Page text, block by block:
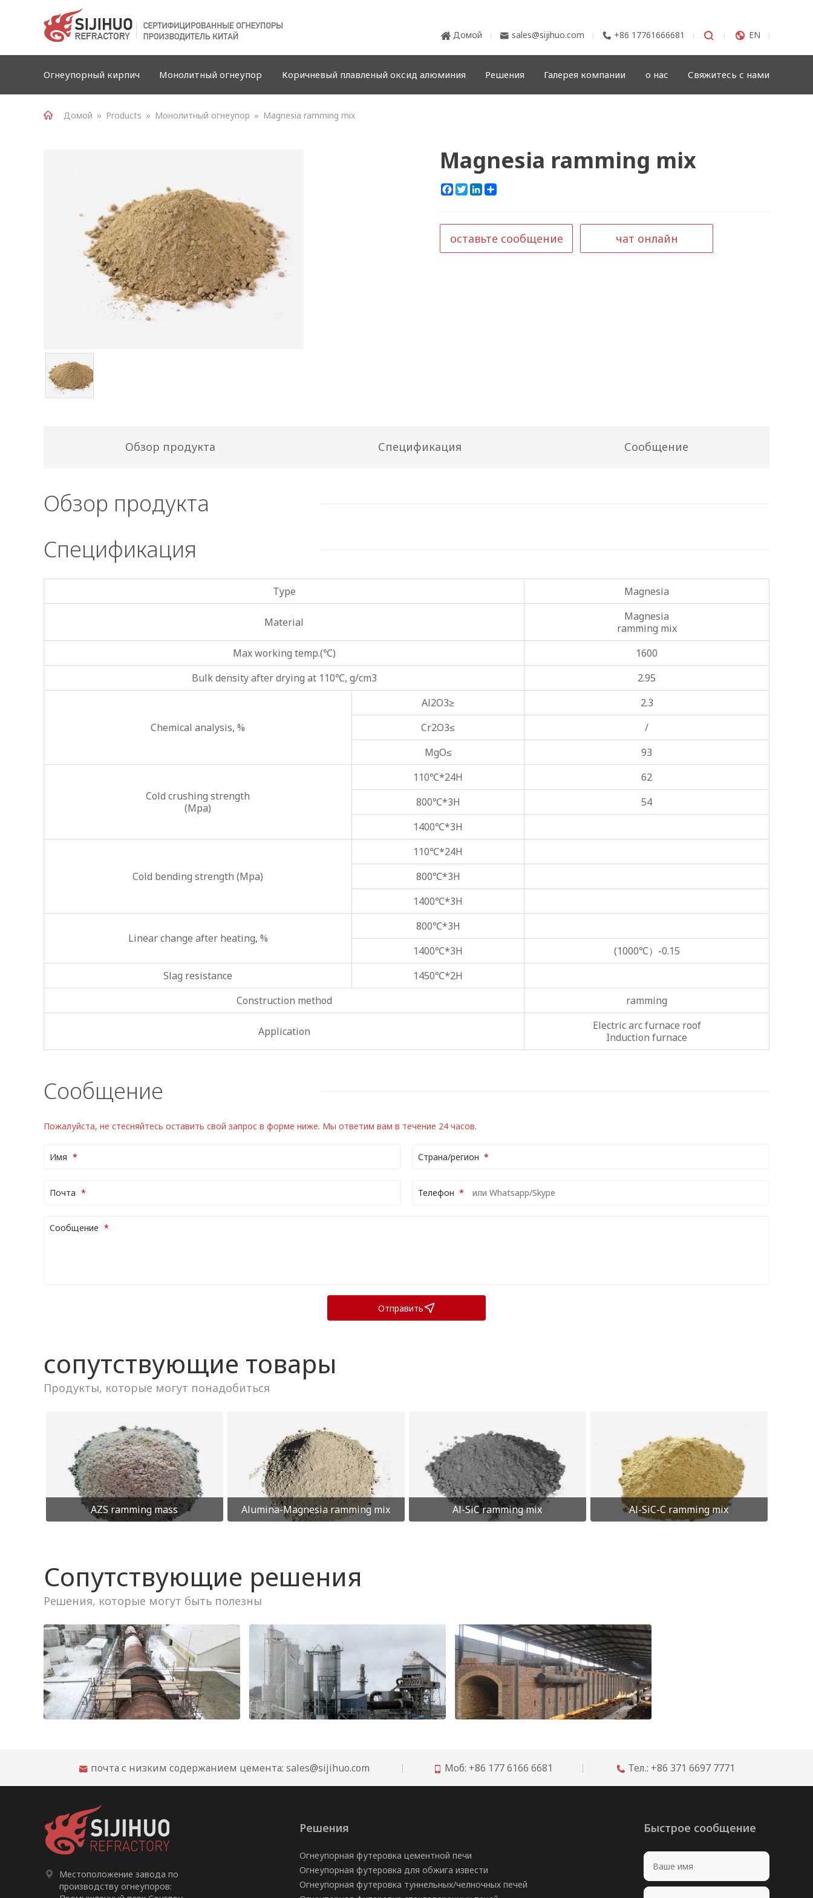
 Домой  sales@sijihuo.com  +86 17761666681   EN
Огнеупорный кирпич Монолитный огнеупор Коричневый плавленый оксид алюминия Решения Галерея компании о нас Свяжитесь с нами
 Домой » Products » Монолитный огнеупор » Magnesia ramming mix
Magnesia ramming mix
Facebook
TwitterLinkedIn
оставьте сообщение чат онлайн
Обзор продукта Спецификация Сообщение
Обзор продукта
Спецификация
Type Magnesia
Material
Magnesia
ramming mix
Max working temp.(℃)
1600
Bulk density after drying at 110℃, g/cm3
2.95
Chemical analysis, %
Al2O3≥
2.3
Cr2O3≤
/
MgO≤
93
Cold crushing strength
(Mpa)
110℃*24H
62
800℃*3H
54
1400℃*3H
Cold bending strength (Mpa)
110℃*24H
800℃*3H
1400℃*3H
Linear change after heating, %
800℃*3H
1400℃*3H
(1000℃）-0.15
Slag resistance
1450℃*2H
Construction method
ramming
Application
Electric arc furnace roof
Induction furnace
Сообщение
Пожалуйста, не стесняйтесь оставить свой запрос в форме ниже. Мы ответим вам в течение 24 часов.
Имя Страна/регион
Почта Телефон
Cообщение
Отправить
сопутствующие товары
AZS ramming mass Alumina-Magnesia ramming mix Al-SiC ramming mix Al-SiC-C ramming mix
Сопутствующие решения
 почта с низким содержанием цемента: sales@sijihuo.com  Моб: +86 177 6166 6681  Тел.: +86 371 6697 7771

Местоположение завода по
производству огнеупоров:
Решения
Огнеупорная футеровка цементной печи
Огнеупорная футеровка для обжига извести
Огнеупорная футеровка туннельных/челночных печей
Быстрое сообщение